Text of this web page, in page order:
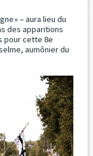
» – aura lieu du
des apparitions
pour cette 8e
aumônier du